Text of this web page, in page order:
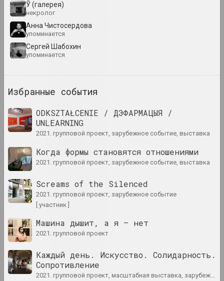
1930 год
итоги года
1931 год
итоги года
итоги года
1938 год
итоги года
Ў (галерея)
некролог
Анна Чистосердова
упоминается
Сергей Шабохин
упоминается
Избранные события
ODKSZTAŁCENIE / ДЭФАРМАЦЫЯ /
UNLEARNING
2021. групповой проект, зарубежное событие, выставка
Когда формы становятся отношениями
2021. групповой проект, зарубежное событие, выставка
Screams of the Silenced
2021. групповой проект, зарубежное событие
[ участник ]
Машина дышит, а я – нет
2021. групповой проект
Каждый день. Искусство. Солидарность.
Сопротивление
2021. групповой проект, масштабная выставка, зарубежное событие, международное событие